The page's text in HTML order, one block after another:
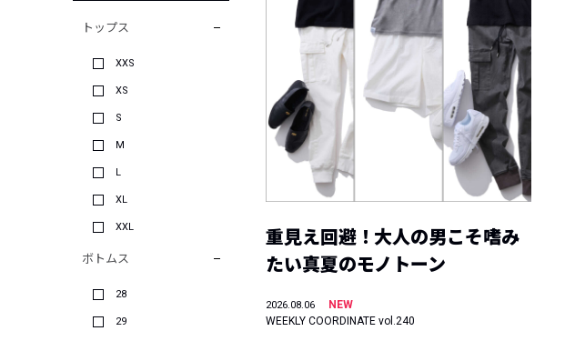
トップス
XXS
XS
S
M
L
XL
XXL
ボトムス
28
29
重見え回避！大人の男こそ嗜み
たい真夏のモノトーン
2026.08.06
NEW
WEEKLY COORDINATE vol.240